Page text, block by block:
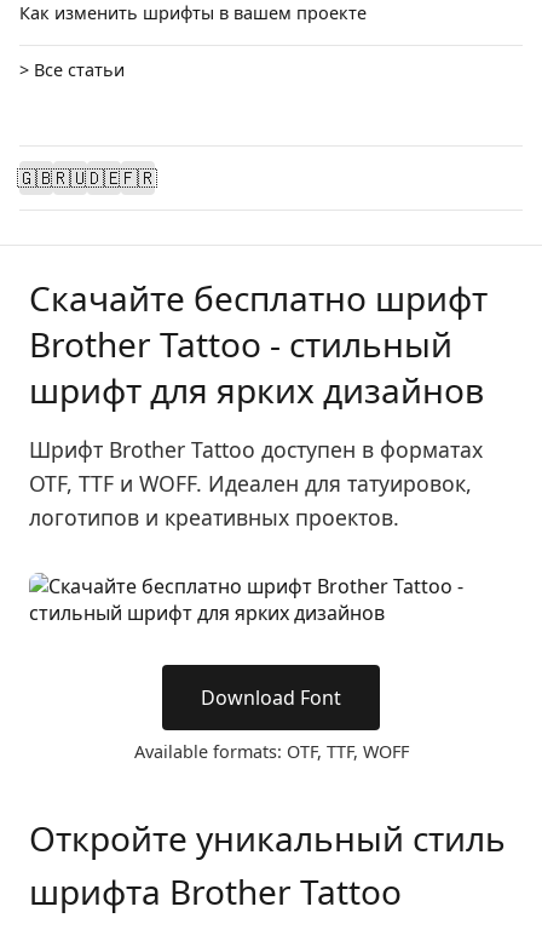
Как изменить шрифты в вашем проекте
> Все статьи
🇬🇧🇷🇺🇩🇪🇫🇷
Скачайте бесплатно шрифт
Brother Tattoo - стильный
шрифт для ярких дизайнов
Шрифт Brother Tattoo доступен в форматах
OTF, TTF и WOFF. Идеален для татуировок,
логотипов и креативных проектов.
Download Font
Available formats: OTF, TTF, WOFF
Откройте уникальный стиль
шрифта Brother Tattoo